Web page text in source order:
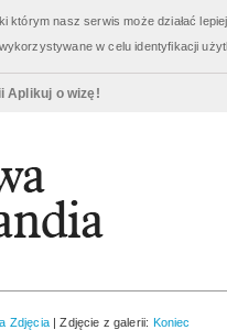
Aplikuj o wizę!
Zdjęcia| Zdjęcie z galerii: Koniec
nasz serwis może działać
w celu identyfikacji